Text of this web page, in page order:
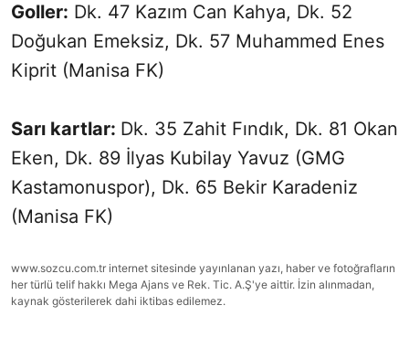
Goller: Dk. 47 Kazım Can Kahya, Dk. 52
Doğukan Emeksiz, Dk. 57 Muhammed Enes
Kiprit (Manisa FK)
Sarı kartlar: Dk. 35 Zahit Fındık, Dk. 81 Okan
Eken, Dk. 89 İlyas Kubilay Yavuz (GMG
Kastamonuspor), Dk. 65 Bekir Karadeniz
(Manisa FK)
www.sozcu.com.tr internet sitesinde yayınlanan yazı, haber ve fotoğrafların
her türlü telif hakkı Mega Ajans ve Rek. Tic. A.Ş'ye aittir. İzin alınmadan,
kaynak gösterilerek dahi iktibas edilemez.